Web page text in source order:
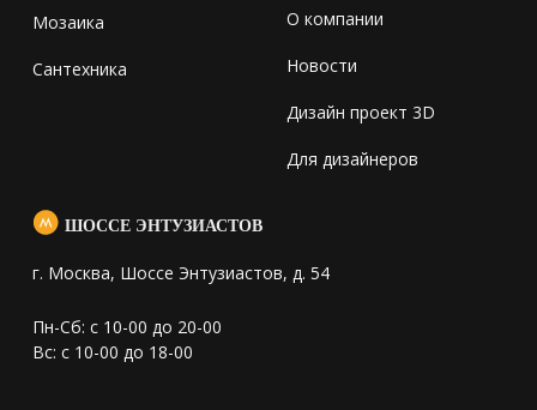
Мозаика
Сантехника
О компании
Новости
Дизайн проект 3D
Для дизайнеров
ШОССЕ ЭНТУЗИАСТОВ
г. Москва, Шоссе Энтузиастов, д. 54
Пн-Сб: с 10-00 до 20-00
Вс: с 10-00 до 18-00